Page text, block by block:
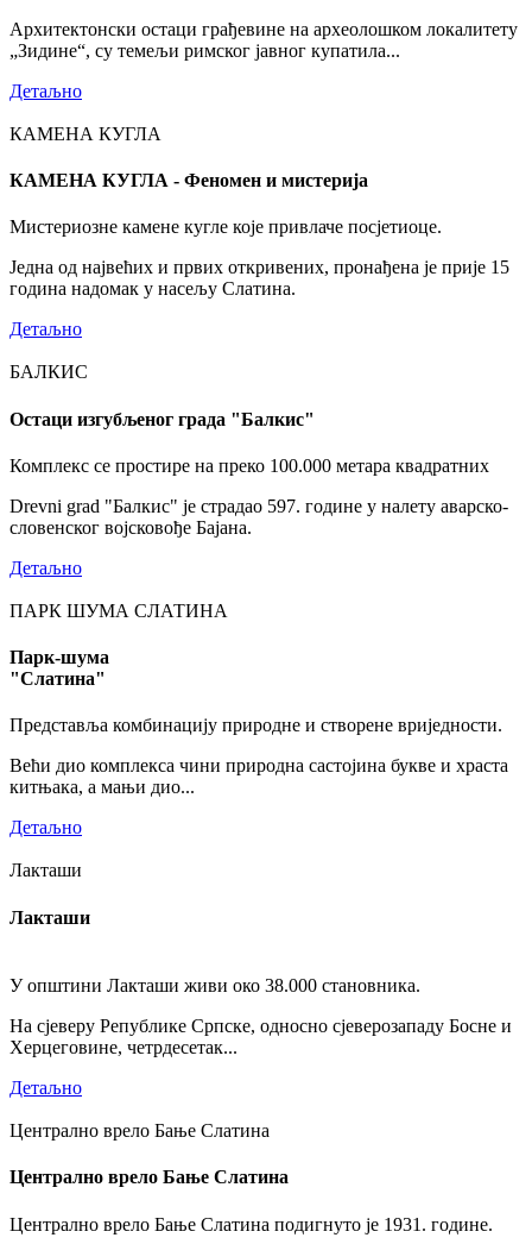
Архитектонски остаци грађевине на археолошком локалитету
„Зидине“, су темељи римског јавног купатила...
Детаљно
КАМЕНА КУГЛА
КАМЕНА КУГЛА - Феномен и мистерија
Мистериозне камене кугле које привлаче посјетиоце.
Једна од највећих и првих откривених, пронађена је прије 15
година надомак у насељу Слатина.
Детаљно
БАЛКИС
Остаци изгубљеног града "Балкис"
Комплекс се простире на преко 100.000 метара квадратних
Drevni grad "Балкис" је страдао 597. године у налету аварско-
словенског војсковође Бајана.
Детаљно
ПАРК ШУМА СЛАТИНА
Парк-шума
"Слатина"
Представља комбинацију природне и створене вриједности.
Већи дио комплекса чини природна састојина букве и храста
китњака, а мањи дио...
Детаљно
Лакташи
Лакташи
У општини Лакташи живи око 38.000 становника.
На сјеверу Републике Српске, односно сјеверозападу Босне и
Херцеговине, четрдесетак...
Детаљно
Централно врело Бање Слатина
Централно врело Бање Слатина
Централно врело Бање Слатина подигнуто је 1931. године.